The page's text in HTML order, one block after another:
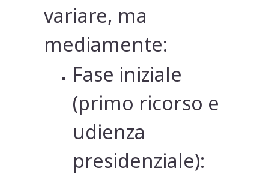
variare, ma
mediamente:
Fase iniziale
(primo ricorso e
udienza
presidenziale):